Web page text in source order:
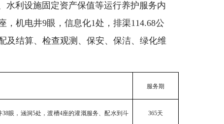
水利设施固定资产保值等运行养护服务内
，机电井9眼，信息化1处，排渠114.68公
及结算、检查观测、保安、保洁、绿化维
服务期
38眼，涵洞5处，渡槽4座的灌溉服务、配水到斗 365天